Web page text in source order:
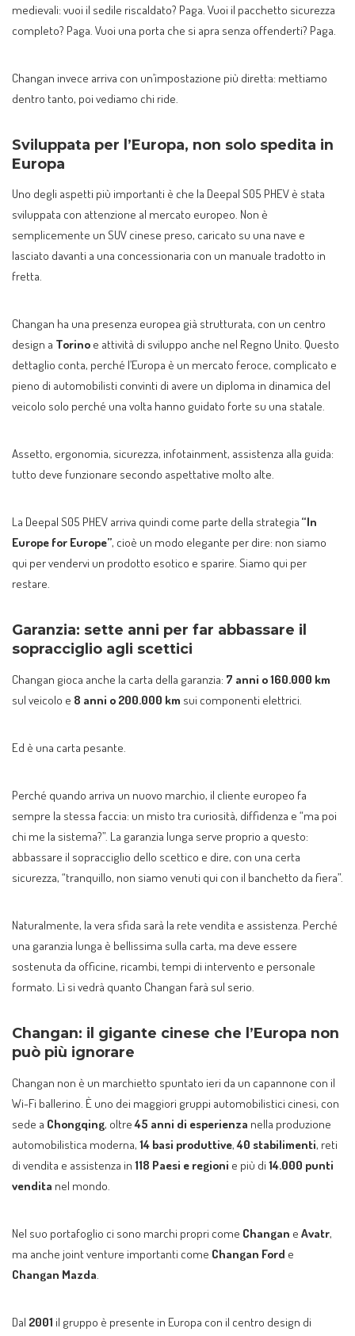
medievali: vuoi il sedile riscaldato? Paga. Vuoi il pacchetto sicurezza
completo? Paga. Vuoi una porta che si apra senza offenderti? Paga.
Changan invece arriva con un’impostazione più diretta: mettiamo
dentro tanto, poi vediamo chi ride.
Sviluppata per l’Europa, non solo spedita in
Europa
Uno degli aspetti più importanti è che la Deepal S05 PHEV è stata
sviluppata con attenzione al mercato europeo. Non è
semplicemente un SUV cinese preso, caricato su una nave e
lasciato davanti a una concessionaria con un manuale tradotto in
fretta.
Changan ha una presenza europea già strutturata, con un centro
design a Torino e attività di sviluppo anche nel Regno Unito. Questo
dettaglio conta, perché l’Europa è un mercato feroce, complicato e
pieno di automobilisti convinti di avere un diploma in dinamica del
veicolo solo perché una volta hanno guidato forte su una statale.
Assetto, ergonomia, sicurezza, infotainment, assistenza alla guida:
tutto deve funzionare secondo aspettative molto alte.
La Deepal S05 PHEV arriva quindi come parte della strategia “In
Europe for Europe”, cioè un modo elegante per dire: non siamo
qui per vendervi un prodotto esotico e sparire. Siamo qui per
restare.
Garanzia: sette anni per far abbassare il
sopracciglio agli scettici
Changan gioca anche la carta della garanzia: 7 anni o 160.000 km
sul veicolo e 8 anni o 200.000 km sui componenti elettrici.
Ed è una carta pesante.
Perché quando arriva un nuovo marchio, il cliente europeo fa
sempre la stessa faccia: un misto tra curiosità, diffidenza e “ma poi
chi me la sistema?”. La garanzia lunga serve proprio a questo:
abbassare il sopracciglio dello scettico e dire, con una certa
sicurezza, “tranquillo, non siamo venuti qui con il banchetto da fiera”.
Naturalmente, la vera sfida sarà la rete vendita e assistenza. Perché
una garanzia lunga è bellissima sulla carta, ma deve essere
sostenuta da officine, ricambi, tempi di intervento e personale
formato. Lì si vedrà quanto Changan farà sul serio.
Changan: il gigante cinese che l’Europa non
può più ignorare
Changan non è un marchietto spuntato ieri da un capannone con il
Wi-Fi ballerino. È uno dei maggiori gruppi automobilistici cinesi, con
sede a Chongqing, oltre45 anni di esperienza nella produzione
automobilistica moderna, 14 basi produttive,40 stabilimenti, reti
di vendita e assistenza in 118 Paesi e regioni e più di 14.000 punti
vendita nel mondo.
Nel suo portafoglio ci sono marchi propri come Changan e Avatr,
ma anche joint venture importanti come Changan Ford e
Changan Mazda
Dal 2001 il gruppo è presente in Europa con il centro design di